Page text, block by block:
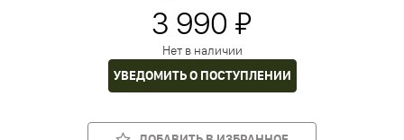
3 990 ₽
Нет в наличии
УВЕДОМИТЬ О ПОСТУПЛЕНИИ